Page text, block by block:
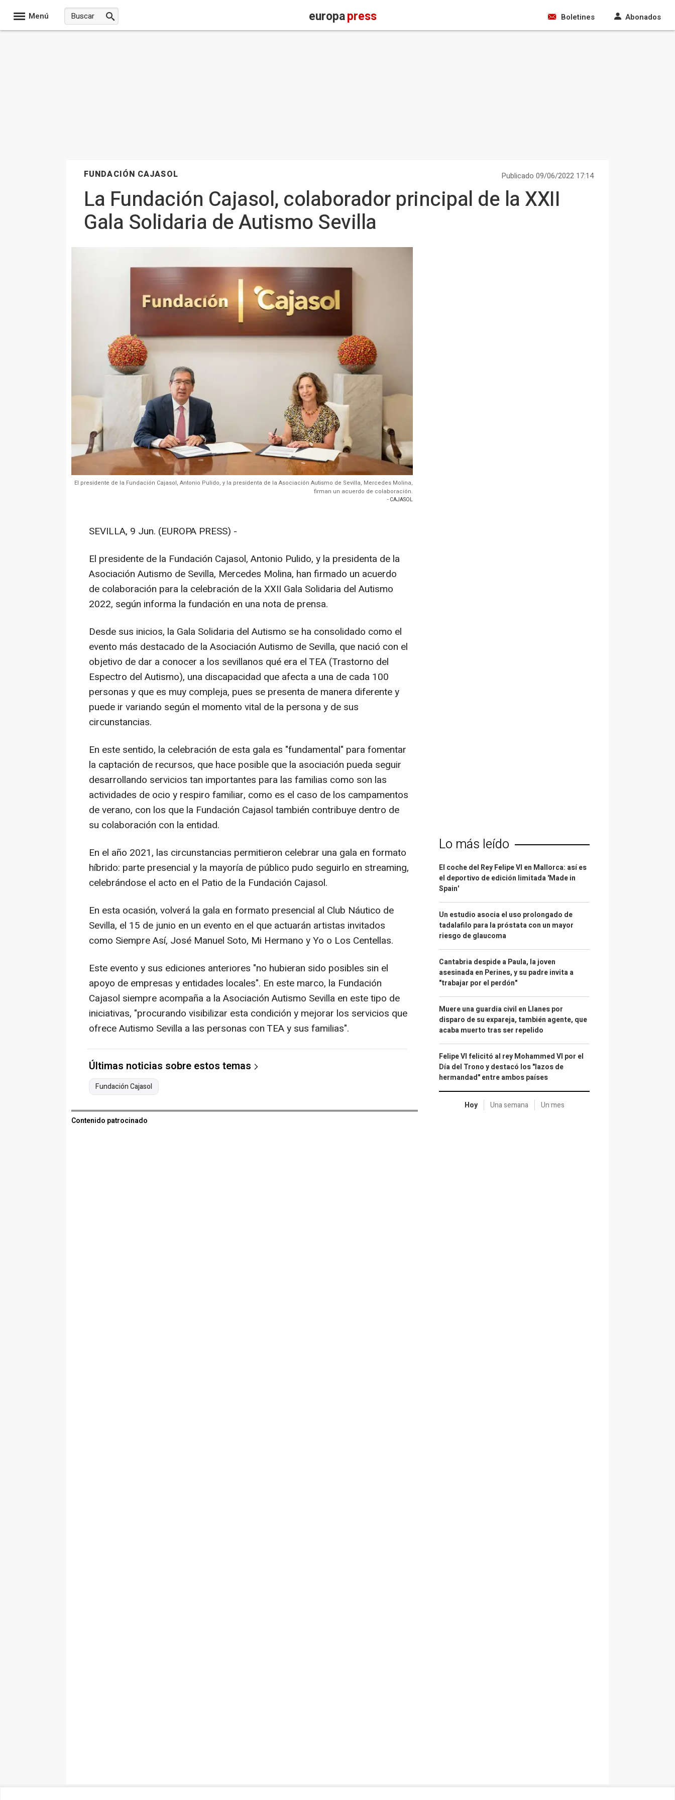
Menú europapress Boletines Abonados
FUNDACIÓN CAJASOL Publicado 09/06/2022 17:14
La Fundación Cajasol, colaborador principal de la XXII
Gala Solidaria de Autismo Sevilla
El presidente de la Fundación Cajasol, Antonio Pulido, y la presidenta de la Asociación Autismo de Sevilla, Mercedes Molina,
firman un acuerdo de colaboración.
- CAJASOL
SEVILLA, 9 Jun. (EUROPA PRESS) -
El presidente de la Fundación Cajasol, Antonio Pulido, y la presidenta de la
Asociación Autismo de Sevilla, Mercedes Molina, han firmado un acuerdo
de colaboración para la celebración de la XXII Gala Solidaria del Autismo
2022, según informa la fundación en una nota de prensa.
Desde sus inicios, la Gala Solidaria del Autismo se ha consolidado como el
evento más destacado de la Asociación Autismo de Sevilla, que nació con el
objetivo de dar a conocer a los sevillanos qué era el TEA (Trastorno del
Espectro del Autismo), una discapacidad que afecta a una de cada 100
personas y que es muy compleja, pues se presenta de manera diferente y
puede ir variando según el momento vital de la persona y de sus
circunstancias.
En este sentido, la celebración de esta gala es "fundamental" para fomentar
la captación de recursos, que hace posible que la asociación pueda seguir
desarrollando servicios tan importantes para las familias como son las
actividades de ocio y respiro familiar, como es el caso de los campamentos
de verano, con los que la Fundación Cajasol también contribuye dentro de
su colaboración con la entidad.
En el año 2021, las circunstancias permitieron celebrar una gala en formato
híbrido: parte presencial y la mayoría de público pudo seguirlo en streaming,
celebrándose el acto en el Patio de la Fundación Cajasol.
En esta ocasión, volverá la gala en formato presencial al Club Náutico de
Sevilla, el 15 de junio en un evento en el que actuarán artistas invitados
como Siempre Así, José Manuel Soto, Mi Hermano y Yo o Los Centellas.
Este evento y sus ediciones anteriores "no hubieran sido posibles sin el
apoyo de empresas y entidades locales". En este marco, la Fundación
Cajasol siempre acompaña a la Asociación Autismo Sevilla en este tipo de
iniciativas, "procurando visibilizar esta condición y mejorar los servicios que
ofrece Autismo Sevilla a las personas con TEA y sus familias".
Últimas noticias sobre estos temas
Fundación Cajasol
Contenido patrocinado
Lo más leído
El coche del Rey Felipe VI en Mallorca: así es
el deportivo de edición limitada 'Made in
Spain'
Un estudio asocia el uso prolongado de
tadalafilo para la próstata con un mayor
riesgo de glaucoma
Cantabria despide a Paula, la joven
asesinada en Perines, y su padre invita a
"trabajar por el perdón"
Muere una guardia civil en Llanes por
disparo de su expareja, también agente, que
acaba muerto tras ser repelido
Felipe VI felicitó al rey Mohammed VI por el
Día del Trono y destacó los "lazos de
hermandad" entre ambos países
Hoy Una semana Un mes